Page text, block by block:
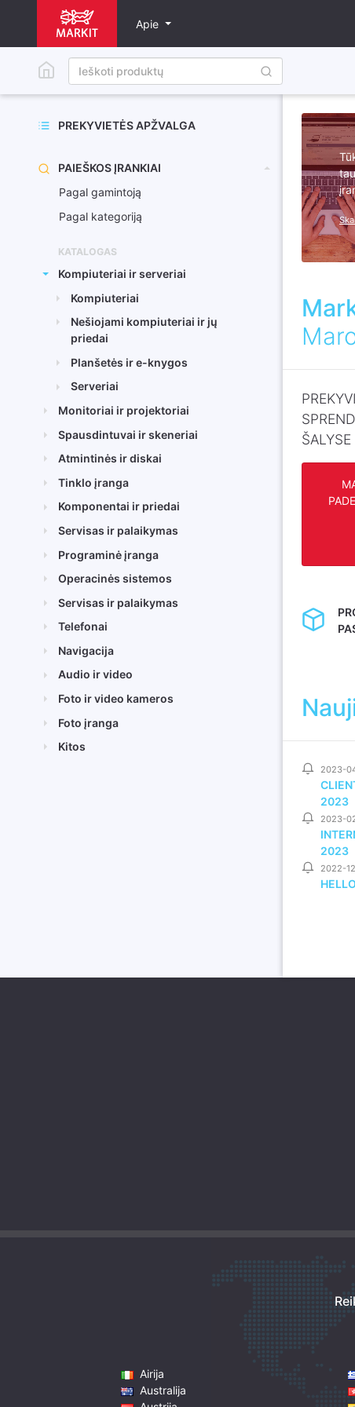
Apie
PREKYVIETĖS APŽVALGA
PAIEŠKOS ĮRANKIAI
Pagal gamintoją
Pagal kategoriją
KATALOGAS
Kompiuteriai ir serveriai
Kompiuteriai
Nešiojami kompiuteriai ir jų
priedai
Planšetės ir e-knygos
Serveriai
Monitoriai ir projektoriai
Spausdintuvai ir skeneriai
Atmintinės ir diskai
Tinklo įranga
Komponentai ir priedai
Servisas ir palaikymas
Programinė įranga
Operacinės sistemos
Servisas ir palaikymas
Telefonai
Navigacija
Audio ir video
Foto ir video kameros
Foto įranga
Kitos
ŠALYSE
2023-
2023
2023-
2023
2022-
Airija
Australija